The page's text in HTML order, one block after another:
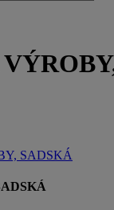
SADSKÁ